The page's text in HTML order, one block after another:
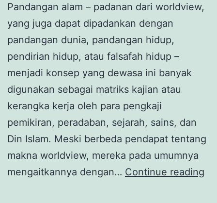
Pandangan alam – padanan dari worldview,
yang juga dapat dipadankan dengan
pandangan dunia, pandangan hidup,
pendirian hidup, atau falsafah hidup –
menjadi konsep yang dewasa ini banyak
digunakan sebagai matriks kajian atau
kerangka kerja oleh para pengkaji
pemikiran, peradaban, sejarah, sains, dan
Din Islam. Meski berbeda pendapat tentang
makna worldview, mereka pada umumnya
mengaitkannya dengan… Continue reading